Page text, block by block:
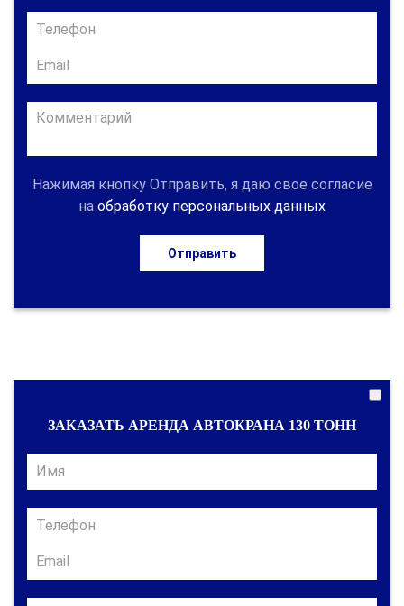
Нажимая кнопку Отправить, я даю свое согласие
на обработку персональных данных
Отправить
ЗАКАЗАТЬ АРЕНДА АВТОКРАНА 130 ТОНН